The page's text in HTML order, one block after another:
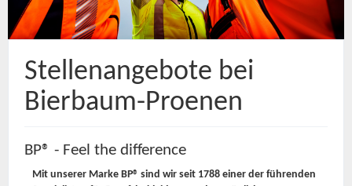
Stellenangebote bei
Bierbaum-Proenen
BP® - Feel the difference
Mit unserer Marke BP® sind wir seit 1788 einer der führenden